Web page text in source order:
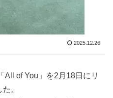
2025.12.26
All of You」を2月18日にリ
。